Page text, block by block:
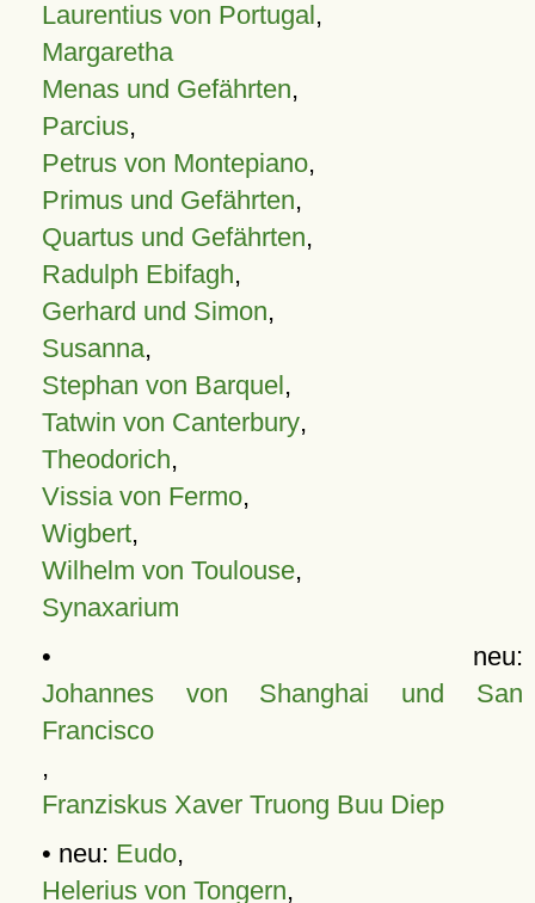
Laurentius von Portugal,
Margaretha
Menas und Gefährten,
Parcius,
Petrus von Montepiano,
Primus und Gefährten,
Quartus und Gefährten,
Radulph Ebifagh,
Gerhard und Simon,
Susanna,
Stephan von Barquel,
Tatwin von Canterbury,
Theodorich,
Vissia von Fermo,
Wigbert,
Wilhelm von Toulouse,
Synaxarium
• neu:
Johannes von Shanghai und San
Francisco
,
Franziskus Xaver Truong Buu Diep
• neu: Eudo,
Helerius von Tongern,